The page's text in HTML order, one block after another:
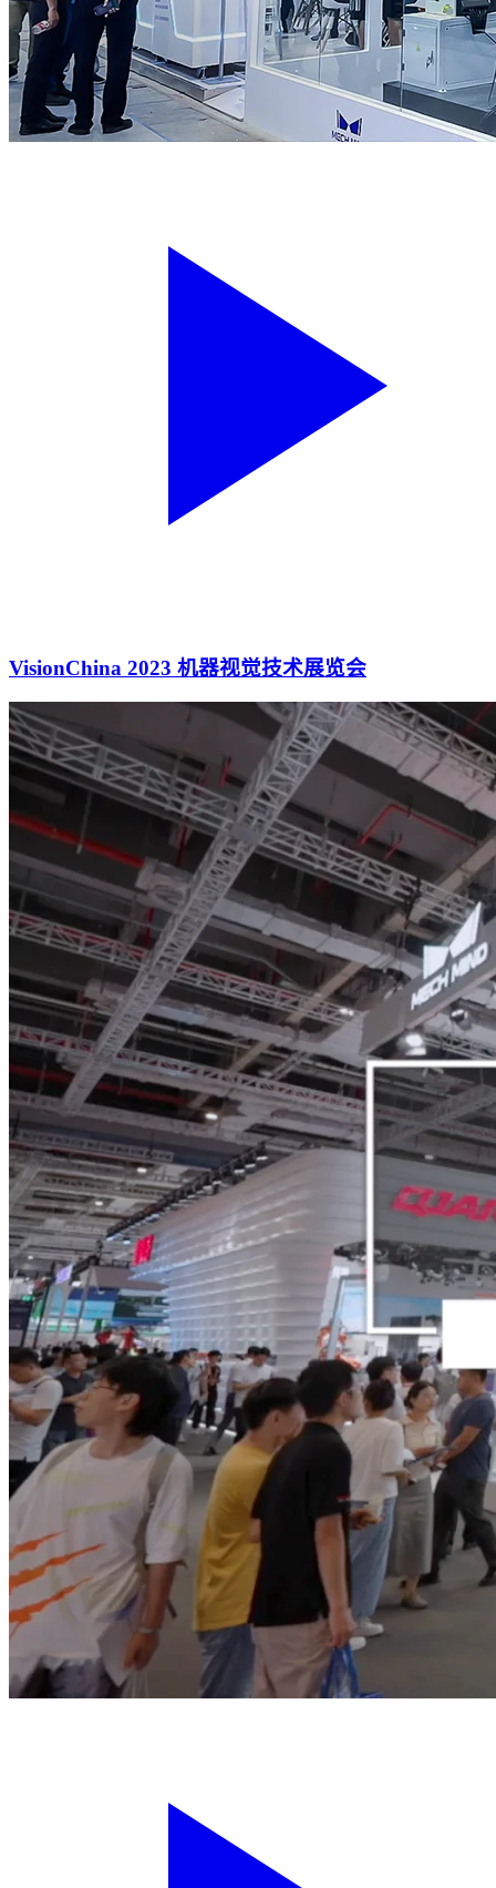
VisionChina 2023 机器视觉技术展览会